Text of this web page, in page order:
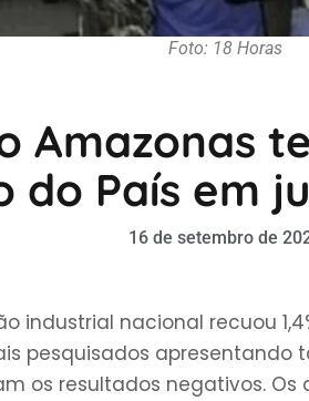
Foto: 18 Horas
Amazonas
do País em
16 de setembro de
industrial nacional recuou
pesquisados apresentando
os resultados negativos.